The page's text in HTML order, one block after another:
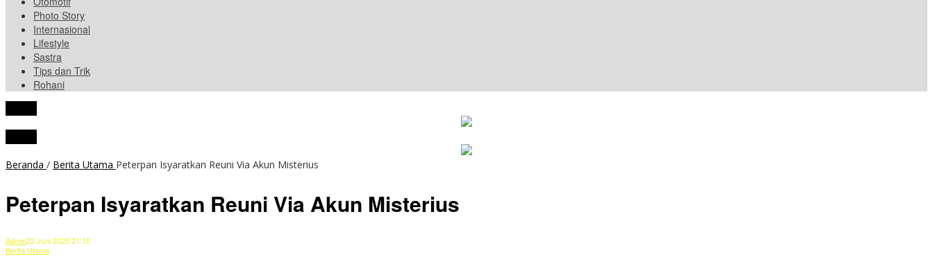
Photo Story
Internasional
Lifestyle
Sastra
Tips dan Trik
Rohani
Beranda / Berita Utama Peterpan Isyaratkan Reuni Via Akun Misterius
Peterpan Isyaratkan Reuni Via Akun Misterius
Admin22 Juni 2025 21:10
Berita Utama